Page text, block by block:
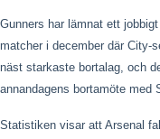
Gunners har lämnat ett
matcher i december där City-
näst starkaste bortalag, och
annandagens bortamöte med
Statistiken visar att Arsenal